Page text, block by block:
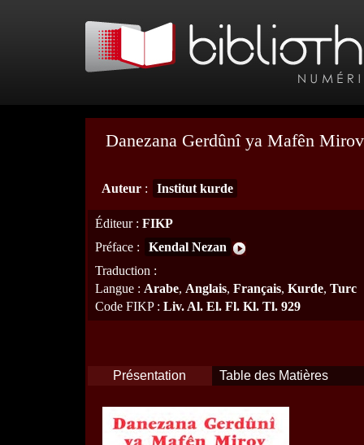
Danezana Gerdûnî ya Mafên Mirov
Auteur : Institut kurde
Éditeur: FIKP
Préface :
Kendal Nezan
Traduction :
Langue : Arabe, Anglais, Français, Kurde, Turc
Code FIKP: Liv. Al. El. Fl. Kl. Tl. 929
Présentation Table des Matières